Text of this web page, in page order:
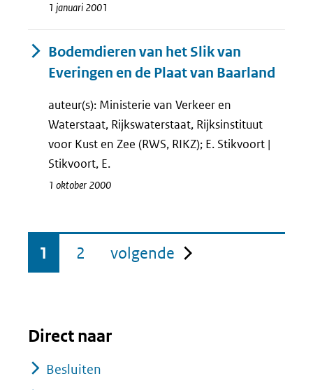
1 januari 2001
Bodemdieren van het Slik van
Everingen en de Plaat van Baarland
auteur(s): Ministerie van Verkeer en
Waterstaat, Rijkswaterstaat, Rijksinstituut
voor Kust en Zee (RWS, RIKZ); E. Stikvoort |
Stikvoort, E.
1 oktober 2000
1 2 volgende pagina
Direct naar
Besluiten